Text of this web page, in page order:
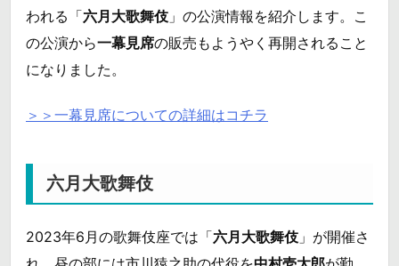
われる「六月大歌舞伎 」の公演情報を紹介します。こ
の公演から一幕見席の販売もようやく再開されること
になりました。
＞＞一幕見席についての詳細はコチラ
六月大歌舞伎
2023年6月の歌舞伎座では「六月大歌舞伎 」が開催さ